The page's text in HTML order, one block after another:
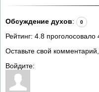
Обсуждение духов: 0
Рейтинг: 4.8 проголосовало
Оставьте свой
Войдите: